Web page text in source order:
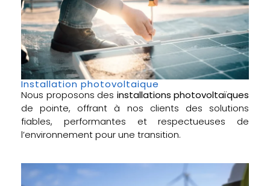
Installation photovoltaique
Nous proposons des installations photovoltaïques
de pointe, offrant à nos clients des solutions
fiables, performantes et respectueuses de
l’environnement pour une transition.